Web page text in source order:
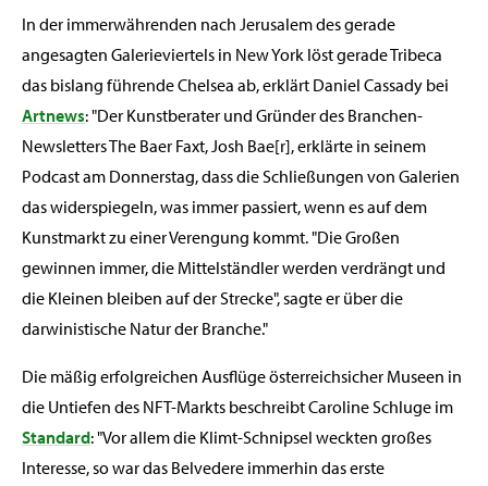
In der immerwährenden nach Jerusalem des gerade
angesagten Galerieviertels in New York löst gerade Tribeca
das bislang führende Chelsea ab, erklärt Daniel Cassady bei
Artnews: "Der Kunstberater und Gründer des Branchen-
Newsletters The Baer Faxt, Josh Bae[r], erklärte in seinem
Podcast am Donnerstag, dass die Schließungen von Galerien
das widerspiegeln, was immer passiert, wenn es auf dem
Kunstmarkt zu einer Verengung kommt. "Die Großen
gewinnen immer, die Mittelständler werden verdrängt und
die Kleinen bleiben auf der Strecke", sagte er über die
darwinistische Natur der Branche."
Die mäßig erfolgreichen Ausflüge österreichsicher Museen in
die Untiefen des NFT-Markts beschreibt Caroline Schluge im
Standard: "Vor allem die Klimt-Schnipsel weckten großes
Interesse, so war das Belvedere immerhin das erste